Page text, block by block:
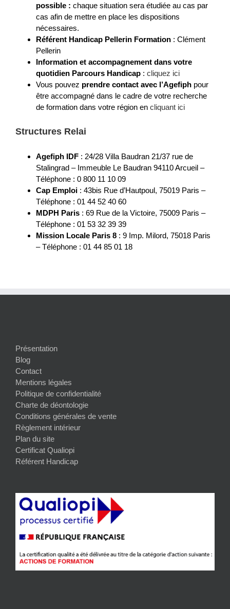
possible : chaque situation sera étudiée au cas par
cas afin de mettre en place les dispositions
nécessaires.
Référent Handicap Pellerin Formation : Clément
Pellerin
Information et accompagnement dans votre
quotidien Parcours Handicap : cliquez ici
Vous pouvez prendre contact avec l’Agefiph pour
être accompagné dans le cadre de votre recherche
de formation dans votre région en cliquant ici
Structures Relai
Agefiph IDF : 24/28 Villa Baudran 21/37 rue de
Stalingrad – Immeuble Le Baudran 94110 Arcueil –
Téléphone : 0 800 11 10 09
Cap Emploi : 43bis Rue d’Hautpoul, 75019 Paris –
Téléphone : 01 44 52 40 60
MDPH Paris : 69 Rue de la Victoire, 75009 Paris –
Téléphone : 01 53 32 39 39
Mission Locale Paris 8 : 9 Imp. Milord, 75018 Paris
– Téléphone : 01 44 85 01 18
Présentation
Blog
Contact
Mentions légales
Politique de confidentialité
Charte de déontologie
Conditions générales de vente
Règlement intérieur
Plan du site
Certificat Qualiopi
Référent Handicap